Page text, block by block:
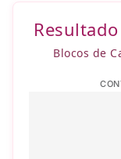
Blocos de